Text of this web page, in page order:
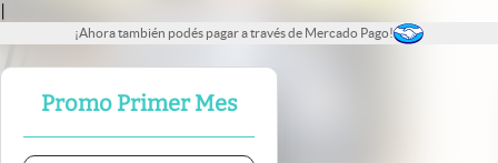
|
¡Ahora también podés pagar a través de Mercado Pago!
Promo Primer Mes